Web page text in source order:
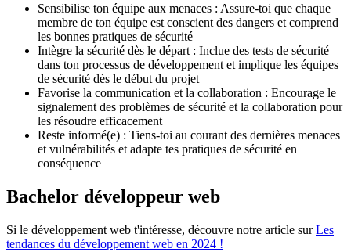
Sensibilise ton équipe aux menaces : Assure-toi que chaque
membre de ton équipe est conscient des dangers et comprend
les bonnes pratiques de sécurité
Intègre la sécurité dès le départ : Inclue des tests de sécurité
dans ton processus de développement et implique les équipes
de sécurité dès le début du projet
Favorise la communication et la collaboration : Encourage le
signalement des problèmes de sécurité et la collaboration pour
les résoudre efficacement
Reste informé(e) : Tiens-toi au courant des dernières menaces
et vulnérabilités et adapte tes pratiques de sécurité en
conséquence
Bachelor développeur web
Si le développement web t'intéresse, découvre notre article surLes
tendances du développement web en 2024 !